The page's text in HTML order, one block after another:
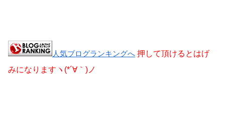
人気ブログランキングへ 押して頂けるとはげ
みになりますヽ(*´∀｀)ノ